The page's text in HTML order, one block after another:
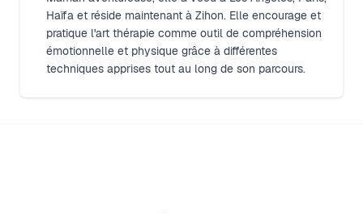
Haïfa et réside maintenant à Zihon. Elle encourage et
pratique l'art thérapie comme outil de compréhension
émotionnelle et physique grâce à différentes
techniques apprises tout au long de son parcours.